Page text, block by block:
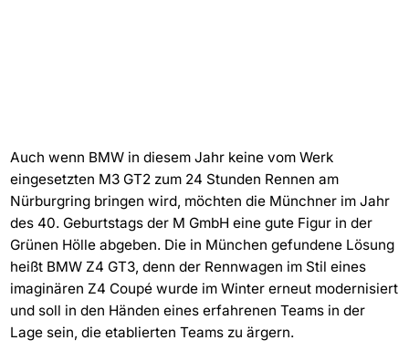
Auch wenn BMW in diesem Jahr keine vom Werk
eingesetzten M3 GT2 zum 24 Stunden Rennen am
Nürburgring bringen wird, möchten die Münchner im Jahr
des 40. Geburtstags der M GmbH eine gute Figur in der
Grünen Hölle abgeben. Die in München gefundene Lösung
heißt BMW Z4 GT3, denn der Rennwagen im Stil eines
imaginären Z4 Coupé wurde im Winter erneut modernisiert
und soll in den Händen eines erfahrenen Teams in der
Lage sein, die etablierten Teams zu ärgern.